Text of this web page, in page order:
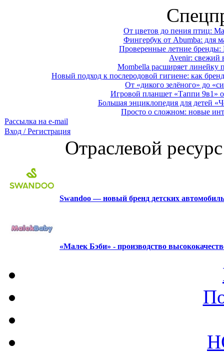
От цветов до пения птиц:
Фингербук от Abumba: для
Проверенные летние
Avenir: свежий
Mombella расширяет линейку
Новый подход к послеродовой гигиене: как
От «дикого зелёного» до
Игровой планшет «Таппи 9в1»
Большая энциклопедия для детей
Просто о сложном: новые
Рассылка на e-mail
Вход / Регистрация
Отраслевой
Swandoo — новый бренд детских
«Малек Бэби» - производство